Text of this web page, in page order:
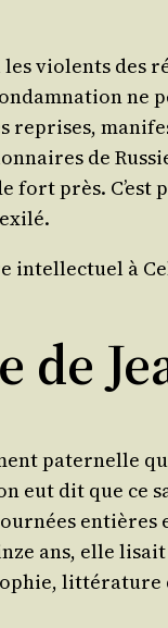
vio­lents des
ne
reprises,
de
fort près.
intel­lec­tuel à
de
pater­nelle
eut dit que
ans, elle